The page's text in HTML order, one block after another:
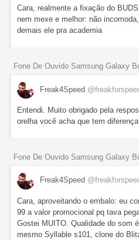
Cara, realmente a fixação do
nem mexe e melhor: não
demais ele pra academia
Fone De Ouvido Samsung Galaxy
Freak4Speed
Entendi. Muito obrigado pela
orelha você acha que tem
Fone De Ouvido Samsung Galaxy
Freak4Speed
Cara, aproveitando o embalo: eu
99 a valor promocional pq tava
Gostei MUITO. Qualidade do som
mesmo Syllable s101, clone do